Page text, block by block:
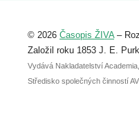
abstraktu přihlášené
posteru je už 30. června.
© 2026 Časopis ŽIVA–
Založil roku 1853 J. E.
Vydává Nakladatelství Academia,
Středisko společných činností